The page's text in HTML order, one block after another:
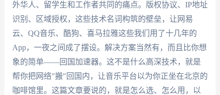
外华人、留学生和工作者共同的痛点。版权协议、IP地址
识别、区域授权，这些技术名词构筑的壁垒，让网易
云、QQ音乐、酷狗、喜马拉雅这些我们用了十几年的
App，一夜之间成了摆设。解决方案当然有，而且比你想
象的简单——回国加速器。这不是什么高深技术，就是
帮你把网络"搬"回国内，让音乐平台以为你正坐在北京的
咖啡馆里。这篇文章要说的，就是怎么选、怎么用，以